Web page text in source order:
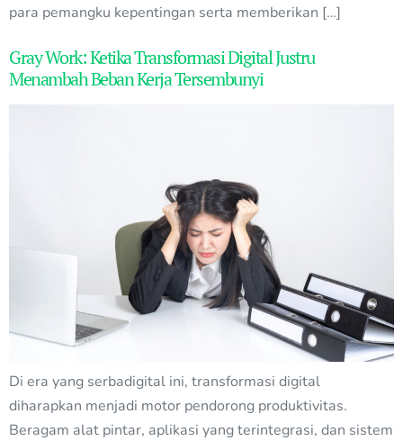
para pemangku kepentingan serta memberikan […]
Gray Work: Ketika Transformasi Digital Justru
Menambah Beban Kerja Tersembunyi
Di era yang serbadigital ini, transformasi digital
diharapkan menjadi motor pendorong produktivitas.
Beragam alat pintar, aplikasi yang terintegrasi, dan sistem